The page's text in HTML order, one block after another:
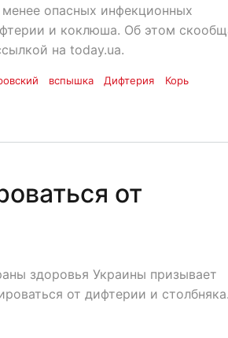
опасных инфекционных
и коклюша. Об этом
на today.ua.
вспышка Дифтерия Корь
от
здоровья Украины призывает
от дифтерии и столбняка.